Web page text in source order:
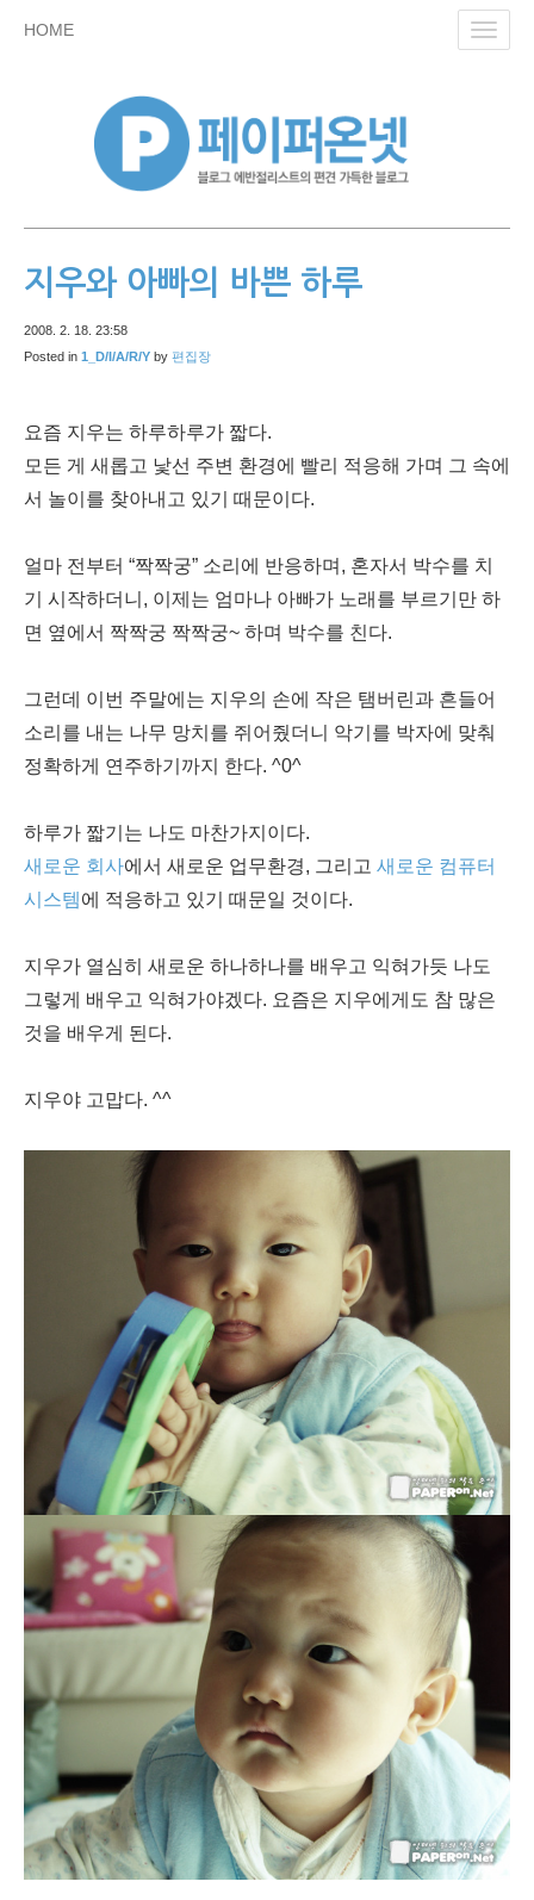
HOME
지우와 아빠의 바쁜 하루
2008. 2. 18. 23:58
Posted in 1_D/I/A/R/Y by 편집장
요즘 지우는 하루하루가 짧다.
모든 게 새롭고 낯선 주변 환경에 빨리 적응해 가며 그 속에
서 놀이를 찾아내고 있기 때문이다.
얼마 전부터 “짝짝궁” 소리에 반응하며, 혼자서 박수를 치
기 시작하더니, 이제는 엄마나 아빠가 노래를 부르기만 하
면 옆에서 짝짝궁 짝짝궁~ 하며 박수를 친다.
그런데 이번 주말에는 지우의 손에 작은 탬버린과 흔들어
소리를 내는 나무 망치를 쥐어줬더니 악기를 박자에 맞춰
정확하게 연주하기까지 한다. ^0^
하루가 짧기는 나도 마찬가지이다.
새로운 회사에서 새로운 업무환경, 그리고 새로운 컴퓨터
시스템에 적응하고 있기 때문일 것이다.
지우가 열심히 새로운 하나하나를 배우고 익혀가듯 나도
그렇게 배우고 익혀가야겠다. 요즘은 지우에게도 참 많은
것을 배우게 된다.
지우야 고맙다. ^^